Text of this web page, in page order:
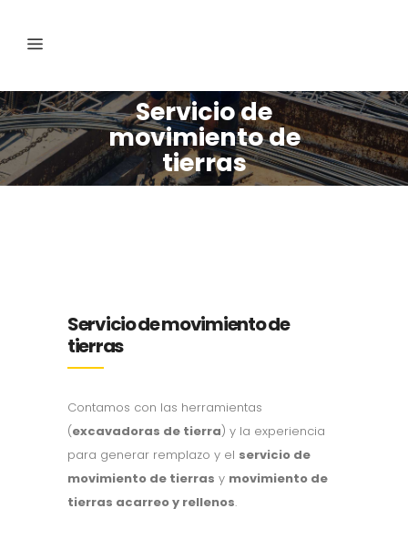
Servicio de
movimiento de
tierras
Servicio de movimiento de
tierras
Contamos con las herramientas
(excavadoras de tierra) y la experiencia
para generar remplazo y el servicio de
movimiento de tierras y movimiento de
tierras acarreo y rellenos.